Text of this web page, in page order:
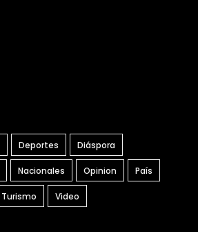
Deportes Diáspora
Nacionales Opinion País
Turismo Video